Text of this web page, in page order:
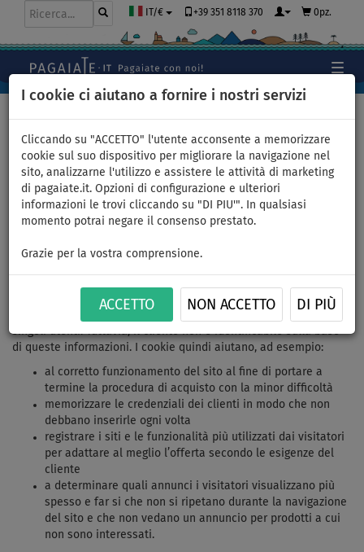
I cookie ci aiutano a fornire i nostri servizi
Cliccando su "ACCETTO" l'utente acconsente a memorizzare
cookie sul suo dispositivo per migliorare la navigazione nel
sito, analizzarne l'utilizzo e assistere le attività di marketing
di pagaiate.it. Opzioni di configurazione e ulteriori
informazioni le trovi cliccando su "DI PIU'". In qualsiasi
momento potrai negare il consenso prestato.
Grazie per la vostra comprensione.
ACCETTO NON ACCETTO DI PIÙ
IT/€ +39 351 8118 370 0pz.
Utilizziamo i cookie
CONDIZIONI GENERALI PRIVACY POLICY MODIFICA COOKIE
Cosa sono i cookie:
utilizza cookie. Sono piccoli file che memorizzano informazioni
singoli utenti. Tuttavia, il cliente non è identificabile sulla base
di queste informazioni. I cookie quindi aiutano, ad esempio:
al corretto funzionamento del sito al fine di portare a
termine la procedura di acquisto con la minor difficoltà
memorizzare le credenziali dei clienti in modo che non
debbano inserirle ogni volta
registrare i siti e le funzionalità più utilizzati dai visitatori
per adattare al meglio l’offerta secondo le esigenze del
cliente
a determinare quali annunci i visitatori visualizzano più
spesso e far si che non si ripetano durante la navigazione
del sito e che non vedano un annuncio per prodotti a cui
non sono interessati.